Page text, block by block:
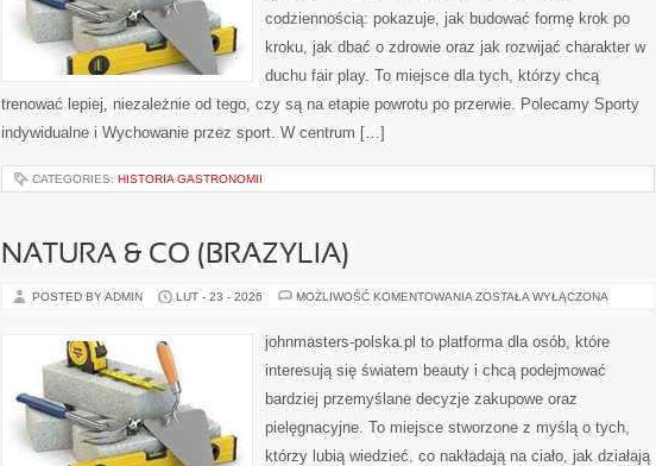
codziennością: pokazuje, jak budować formę krok po
kroku, jak dbać o zdrowie oraz jak rozwijać charakter w
duchu fair play. To miejsce dla tych, którzy chcą
trenować lepiej, niezależnie od tego, czy są na etapie powrotu po przerwie. Polecamy Sporty
indywidualne i Wychowanie przez sport. W centrum […]
CATEGORIES: HISTORIA GASTRONOMII
NATURA & CO (BRAZYLIA)
POSTED BY ADMIN LUT - 23 - 2026 MOŻLIWOŚĆ KOMENTOWANIA NATURA
(BRAZYLIA)
ZOSTAŁA WYŁĄCZONA
johnmasters-polska.pl to platforma dla osób, które
interesują się światem beauty i chcą podejmować
bardziej przemyślane decyzje zakupowe oraz
pielęgnacyjne. To miejsce stworzone z myślą o tych,
którzy lubią wiedzieć, co nakładają na ciało, jak działają